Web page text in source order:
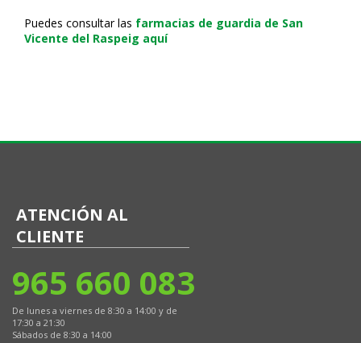
Puedes consultar las farmacias de guardia de San
Vicente del Raspeig aquí
ATENCIÓN AL
CLIENTE
965 660 083
De lunes a viernes de 8:30 a 14:00 y de
17:30 a 21:30
Sábados de 8:30 a 14:00